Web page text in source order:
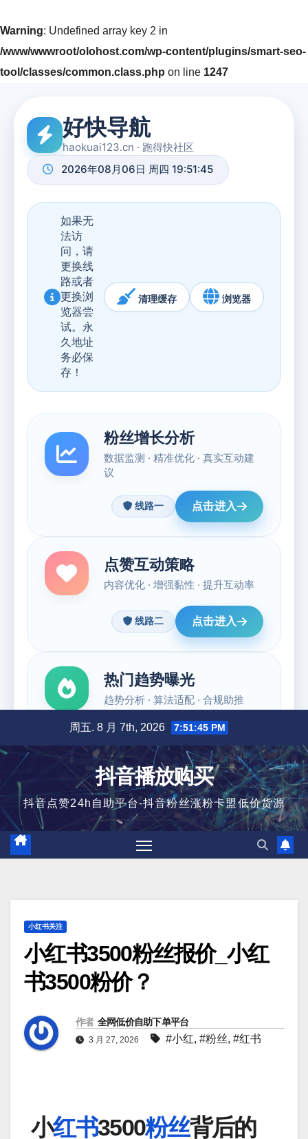
Warning: Undefined array key 2 in
/www/wwwroot/olohost.com/wp-content/plugins/smart-seo-
tool/classes/common.class.php on line 1247
容
周五. 8 月 7th, 2026 7:51:46 PM
抖音播放购买
抖音点赞24h自助平台-抖音粉丝涨粉卡盟低价货源
小红书关注
小红书3500粉丝报价_小红
书3500粉价？
作者 全网低价自助下单平台
3 月 27, 2026 #小红, #粉丝, #红书
小红书3500粉丝背后的